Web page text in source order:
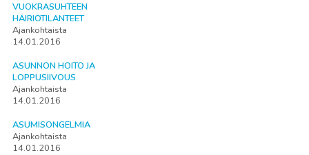
VUOKRASUHTEEN
HÄIRIÖTILANTEET
Ajankohtaista
14.01.2016
ASUNNON HOITO JA
LOPPUSIIVOUS
Ajankohtaista
14.01.2016
ASUMISONGELMIA
Ajankohtaista
14.01.2016